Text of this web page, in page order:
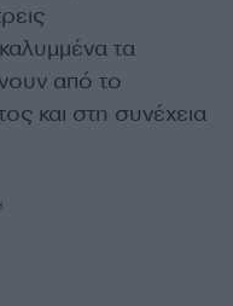
τα
από το
και στη συνέχεια